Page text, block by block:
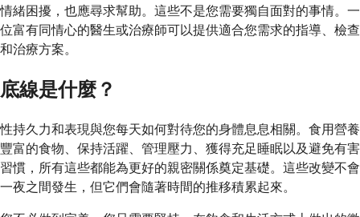
情緒困擾，也應尋求幫助。這些不是您需要獨自面對的事情。一
位富有同情心的醫生或治療師可以提供適合您需求的指導、檢查
和治療方案。
底線是什麼？
性持久力和表現與您每天如何對待您的身體息息相關。食用營養
豐富的食物、保持活躍、管理壓力、獲得充足睡眠以及避免有害
習慣，所有這些都能為更好的親密關係奠定基礎。這些改變不會
一夜之間發生，但它們會隨著時間的推移積累起來。